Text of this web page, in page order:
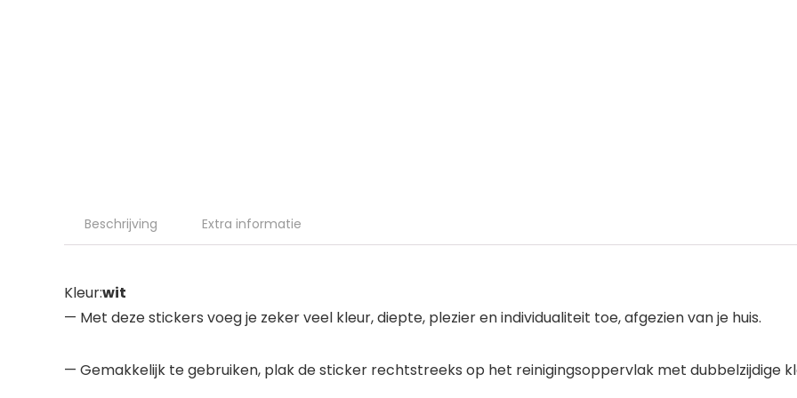
Beschrijving Extra informatie
Kleur:wit
— Met deze stickers voeg je zeker veel kleur, diepte, plezier en individualiteit toe, afgezien van je huis.
— Gemakkelijk te gebruiken, plak de sticker rechtstreeks op het reinigingsoppervlak met dubbelzijdige